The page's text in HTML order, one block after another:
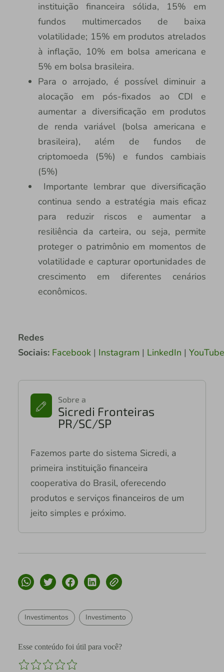
instituição financeira sólida, 15% em
fundos multimercados de baixa
volatilidade; 15% em produtos atrelados
à inflação, 10% em bolsa americana e
5% em bolsa brasileira.
Para o arrojado, é possível diminuir a
alocação em pós-fixados ao CDI e
aumentar a diversificação em produtos
de renda variável (bolsa americana e
brasileira), além de fundos de
criptomoeda (5%) e fundos cambiais
(5%)
Importante lembrar que diversificação
continua sendo a estratégia mais eficaz
para reduzir riscos e aumentar a
resiliência da carteira, ou seja, permite
proteger o patrimônio em momentos de
volatilidade e capturar oportunidades de
crescimento em diferentes cenários
econômicos.
Redes
Sociais: Facebook| Instagram | LinkedIn | YouTube
Sobre a
Sicredi Fronteiras
PR/SC/SP
Fazemos parte do sistema Sicredi, a
primeira instituição financeira
cooperativa do Brasil, oferecendo
produtos e serviços financeiros de um
jeito simples e próximo.
Investimentos Investimento
Esse conteúdo foi útil para você?